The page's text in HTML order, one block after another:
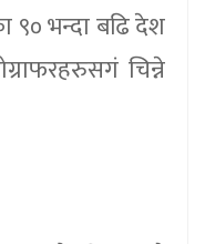
९० भन्दा बढि देश
चिन्ने